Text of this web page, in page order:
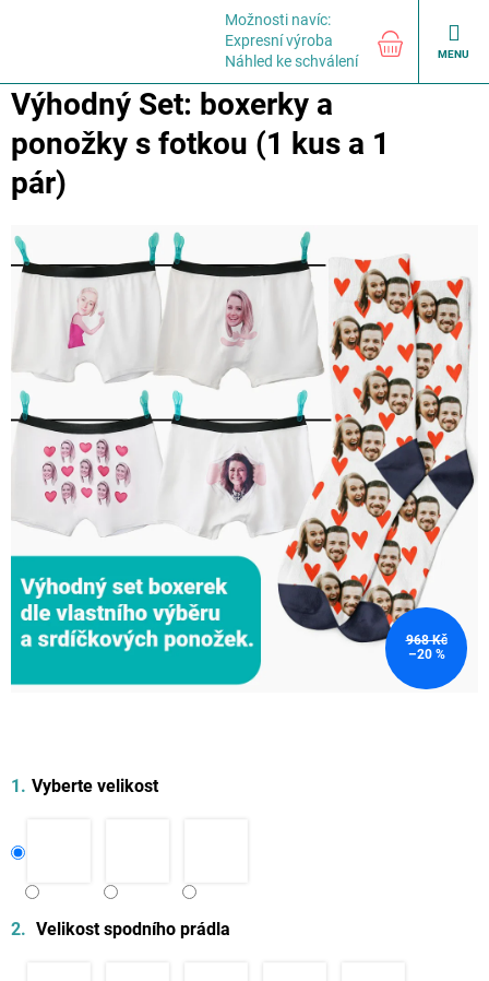
Možnosti navíc:
Expresní výroba
Náhled ke schválení
NÁKUPNÍ
KOŠÍK
Výhodný Set: boxerky a
ponožky s fotkou (1 kus a 1
pár)
968 Kč
–20 %
Vyberte velikost
Velikost spodního prádla